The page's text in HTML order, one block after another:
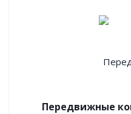
Передвижные